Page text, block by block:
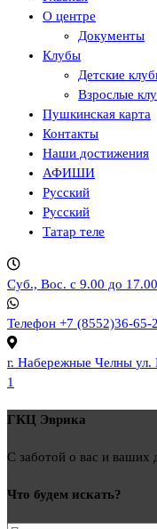
О центре
Документы
Клубы
Детские
Взрослые
Пушкинская карта
Контакты
Наши достижения
АФИШИ
Русский
Русский
Татар теле
Суб., Вос. с 9.00 до 17.00
Телефон +7 (8552)36-65-
г. Набережные Челны ул.
1
ГКЦ Эврика
С заботой о вас и ваших
Что будем искать?